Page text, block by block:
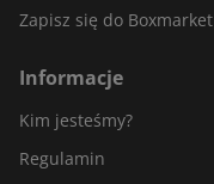
Zapisz się do Boxmarket
Informacje
Kim jesteśmy?
Regulamin